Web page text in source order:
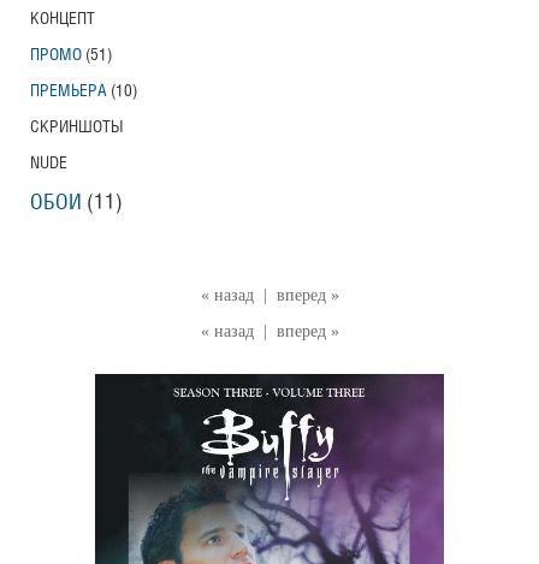
« назад
вперед »
« назад
вперед »
КОНЦЕПТ
ПРОМО (51)
ПРЕМЬЕРА (10)
СКРИНШОТЫ
NUDE
ОБОИ (11)